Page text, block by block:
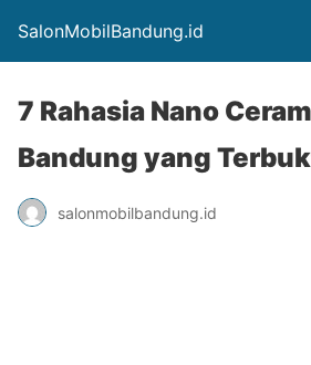
SalonMobilBandung.id
7 Rahasia Nano
Bandung yang
salonmobilbandung.id